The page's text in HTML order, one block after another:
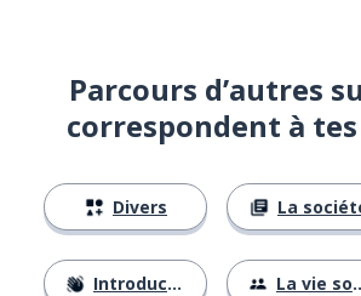
Parcours d’autres
correspondent à
Divers
Introductions
La
La vie sociale